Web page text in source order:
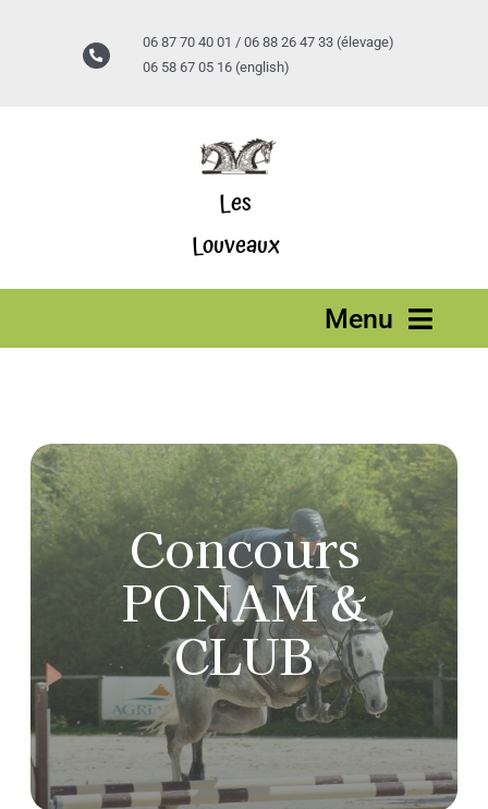
06 87 70 40 01 / 06 88 26 47 33 (élevage)
06 58 67 05 16 (english)
Les
Louveaux
Menu
Stages vacances
Les cours
Randonnée / balade
Pension
Elevage
Concours
PONAM &
CLUB